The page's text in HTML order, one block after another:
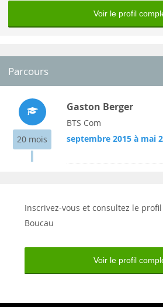
Voir le profil
Parcours
20 mois
Gaston Berger
BTS Com
septembre 2015 à mai
Inscrivez-vous et consultez le
Boucau
Voir le profil